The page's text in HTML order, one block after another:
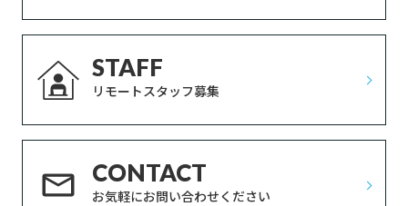
STAFF
リモートスタッフ募集
CONTACT
お気軽にお問い合わせください